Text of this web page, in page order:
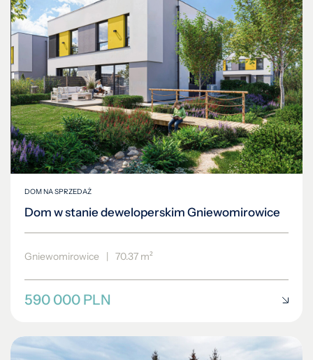
DOM NA SPRZEDAŻ
Dom w stanie deweloperskim Gniewomirowice
Gniewomirowice 70.37 m²
590 000 PLN